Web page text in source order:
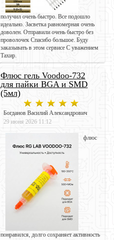
получил очень быстро. Все подошло
идеально. Засветка равномерная очень
доволен. Отправили очень быстро без
проволочек Спасибо большое. Буду
заказывать в этом сервисе С уважением
Тахир.
Флюс гель Voodoo-732
для пайки BGA и SMD
(5мл)
Богданов Василий Александрович
29 июня 2026 11:12
флюс
понравился, долго сохраняет активность